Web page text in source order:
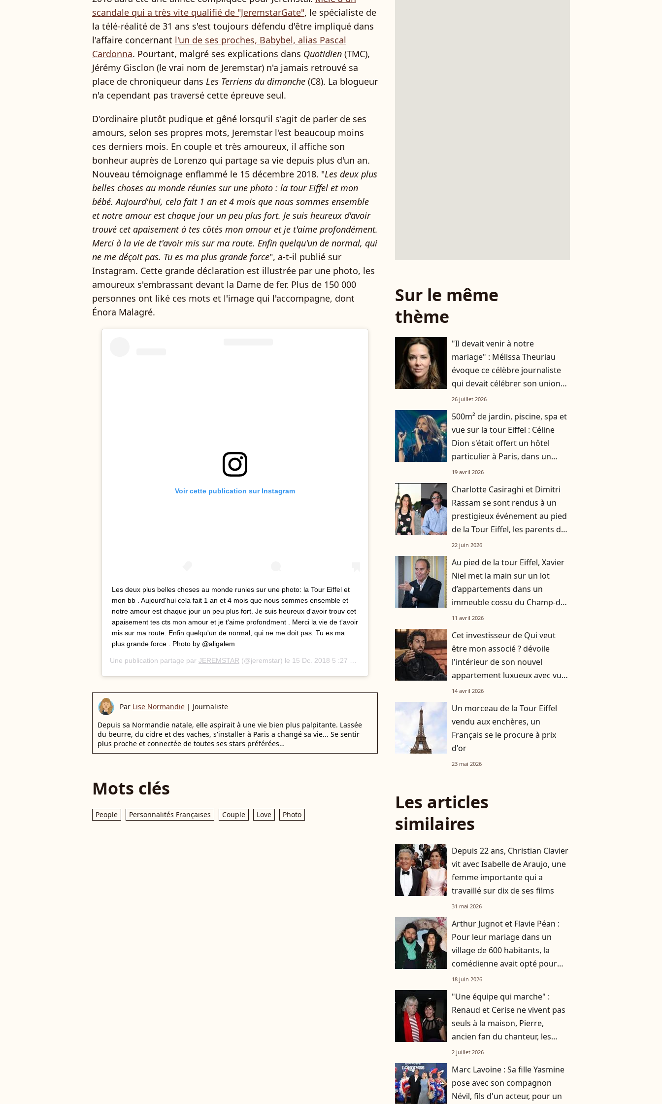
scandale qui a très vite qualifié de "JeremstarGate", le spécialiste de
la télé-réalité de 31 ans s'est toujours défendu d'être impliqué dans
l'affaire concernant l'un de ses proches, Babybel, alias Pascal
Cardonna. Pourtant, malgré ses explications dans Quotidien (TMC),
Jérémy Gisclon (le vrai nom de Jeremstar) n'a jamais retrouvé sa
place de chroniqueur dans Les Terriens du dimanche (C8). La blogueur
n'a cependant pas traversé cette épreuve seul.
D'ordinaire plutôt pudique et gêné lorsqu'il s'agit de parler de ses
amours, selon ses propres mots, Jeremstar l'est beaucoup moins
ces derniers mois. En couple et très amoureux, il affiche son
bonheur auprès de Lorenzo qui partage sa vie depuis plus d'un an.
Nouveau témoignage enflammé le 15 décembre 2018. "Les deux plus
belles choses au monde réunies sur une photo : la tour Eiffel et mon
bébé. Aujourd'hui, cela fait 1 an et 4 mois que nous sommes ensemble
et notre amour est chaque jour un peu plus fort. Je suis heureux d'avoir
trouvé cet apaisement à tes côtés mon amour et je t'aime profondément.
Merci à la vie de t'avoir mis sur ma route. Enfin quelqu'un de normal, qui
ne me déçoit pas. Tu es ma plus grande force", a-t-il publié sur
Instagram. Cette grande déclaration est illustrée par une photo, les
amoureux s'embrassant devant la Dame de fer. Plus de 150 000
personnes ont liké ces mots et l'image qui l'accompagne, dont
Énora Malagré.
Voir cette publication sur Instagram
Les deux plus belles choses au monde runies sur une photo: la Tour Eiffel et
mon bb . Aujourd'hui cela fait 1 an et 4 mois que nous sommes ensemble et
notre amour est chaque jour un peu plus fort. Je suis heureux d'avoir trouv cet
apaisement tes cts mon amour et je t'aime profondment . Merci la vie de t'avoir
mis sur ma route. Enfin quelqu'un de normal, qui ne me doit pas. Tu es ma
plus grande force . Photo by @aligalem
Une publication partage par JEREMSTAR (@jeremstar) le 15 Dc. 2018 5 :27 PST
Par Lise Normandie | Journaliste
Depuis sa Normandie natale, elle aspirait à une vie bien plus palpitante. Lassée
du beurre, du cidre et des vaches, s'installer à Paris a changé sa vie... Se sentir
plus proche et connectée de toutes ses stars préférées…
Mots clés
People Personnalités Françaises Couple Love Photo
Sur le même
thème
"Il devait venir à notre
mariage" : Mélissa Theuriau
évoque ce célèbre journaliste
qui devait célébrer son union
avec Jamel Debbouze
26 juillet 2026
500m² de jardin, piscine, spa et
vue sur la tour Eiffel : Céline
Dion s'était offert un hôtel
particulier à Paris, dans un
quartier prisé
19 avril 2026
Charlotte Casiraghi et Dimitri
Rassam se sont rendus à un
prestigieux événement au pied
de la Tour Eiffel, les parents de
Balthazar aux anges
22 juin 2026
Au pied de la tour Eiffel, Xavier
Niel met la main sur un lot
d’appartements dans un
immeuble cossu du Champ-de-
Mars
11 avril 2026
Cet investisseur de Qui veut
être mon associé ? dévoile
l'intérieur de son nouvel
appartement luxueux avec vue
sur la Tour Eiffel
14 avril 2026
Un morceau de la Tour Eiffel
vendu aux enchères, un
Français se le procure à prix
d'or
23 mai 2026
Les articles
similaires
Depuis 22 ans, Christian Clavier
vit avec Isabelle de Araujo, une
femme importante qui a
travaillé sur dix de ses films
31 mai 2026
Arthur Jugnot et Flavie Péan :
Pour leur mariage dans un
village de 600 habitants, la
comédienne avait opté pour
une robe originale d'une
18 juin 2026
"Une équipe qui marche" :
Renaud et Cerise ne vivent pas
seuls à la maison, Pierre,
ancien fan du chanteur, les
accompagne au quotidien
2 juillet 2026
Marc Lavoine : Sa fille Yasmine
pose avec son compagnon
Névil, fils d'un acteur, pour un